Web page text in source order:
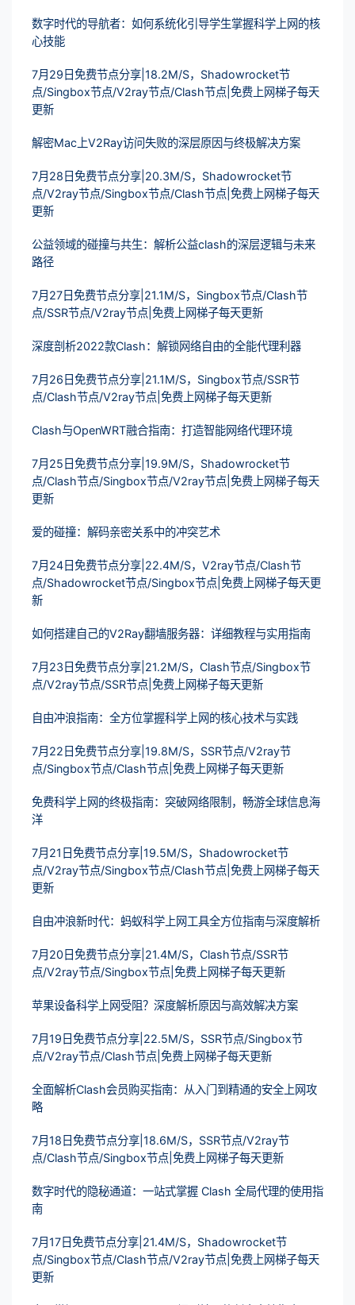
数字时代的导航者：如何系统化引导学生掌握科学上网的核
心技能
7月29日免费节点分享|18.2M/S，Shadowrocket节
点/Singbox节点/V2ray节点/Clash节点|免费上网梯子每天
更新
解密Mac上V2Ray访问失败的深层原因与终极解决方案
7月28日免费节点分享|20.3M/S，Shadowrocket节
点/V2ray节点/Singbox节点/Clash节点|免费上网梯子每天
更新
公益领域的碰撞与共生：解析公益clash的深层逻辑与未来
路径
7月27日免费节点分享|21.1M/S，Singbox节点/Clash节
点/SSR节点/V2ray节点|免费上网梯子每天更新
深度剖析2022款Clash：解锁网络自由的全能代理利器
7月26日免费节点分享|21.1M/S，Singbox节点/SSR节
点/Clash节点/V2ray节点|免费上网梯子每天更新
Clash与OpenWRT融合指南：打造智能网络代理环境
7月25日免费节点分享|19.9M/S，Shadowrocket节
点/Clash节点/Singbox节点/V2ray节点|免费上网梯子每天
更新
爱的碰撞：解码亲密关系中的冲突艺术
7月24日免费节点分享|22.4M/S，V2ray节点/Clash节
点/Shadowrocket节点/Singbox节点|免费上网梯子每天更
新
如何搭建自己的V2Ray翻墙服务器：详细教程与实用指南
7月23日免费节点分享|21.2M/S，Clash节点/Singbox节
点/V2ray节点/SSR节点|免费上网梯子每天更新
自由冲浪指南：全方位掌握科学上网的核心技术与实践
7月22日免费节点分享|19.8M/S，SSR节点/V2ray节
点/Singbox节点/Clash节点|免费上网梯子每天更新
免费科学上网的终极指南：突破网络限制，畅游全球信息海
洋
7月21日免费节点分享|19.5M/S，Shadowrocket节
点/V2ray节点/Singbox节点/Clash节点|免费上网梯子每天
更新
自由冲浪新时代：蚂蚁科学上网工具全方位指南与深度解析
7月20日免费节点分享|21.4M/S，Clash节点/SSR节
点/V2ray节点/Singbox节点|免费上网梯子每天更新
苹果设备科学上网受阻？深度解析原因与高效解决方案
7月19日免费节点分享|22.5M/S，SSR节点/Singbox节
点/V2ray节点/Clash节点|免费上网梯子每天更新
全面解析Clash会员购买指南：从入门到精通的安全上网攻
略
7月18日免费节点分享|18.6M/S，SSR节点/V2ray节
点/Clash节点/Singbox节点|免费上网梯子每天更新
数字时代的隐秘通道：一站式掌握 Clash 全局代理的使用指
南
7月17日免费节点分享|21.4M/S，Shadowrocket节
点/Singbox节点/Clash节点/V2ray节点|免费上网梯子每天
更新